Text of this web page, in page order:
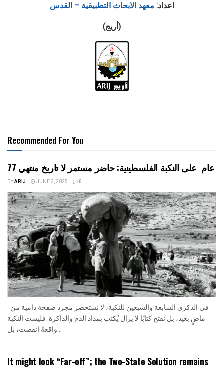
اعداد: معهد الابحاث التطبيقية – القدس
(أريج)
Recommended For You
77 عام على النكبة الفلسطينية: حاضر مستمر لا تاريخ منتهي
BYARIJ JUNE 2, 2025 0
ماضٍ بعيد، بل نفتح كتابًا لا يزال يُكتب بمداد الدم والذاكرة. فليست النكبة
It might look “Far-off”; the Two-State Solution remains